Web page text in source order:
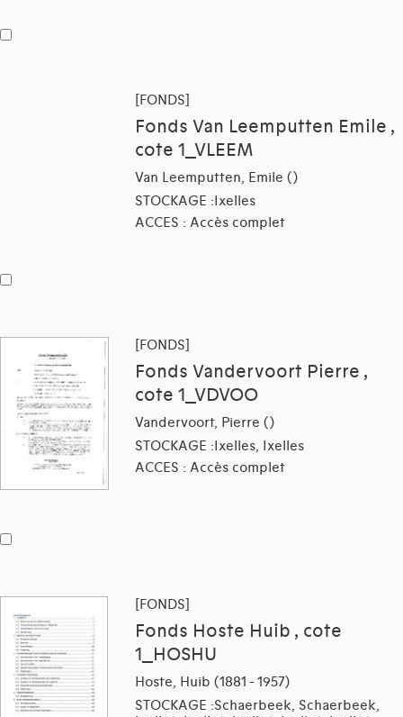
[FONDS]
Fonds Van Leemputten Emile ,
cote 1_VLEEM
Van Leemputten, Emile ()
STOCKAGE :Ixelles
ACCES : Accès complet
[FONDS]
Fonds Vandervoort Pierre ,
cote 1_VDVOO
Vandervoort, Pierre ()
STOCKAGE :Ixelles, Ixelles
ACCES : Accès complet
[FONDS]
Fonds Hoste Huib , cote
1_HOSHU
Hoste, Huib (1881 - 1957)
STOCKAGE :Schaerbeek, Schaerbeek,